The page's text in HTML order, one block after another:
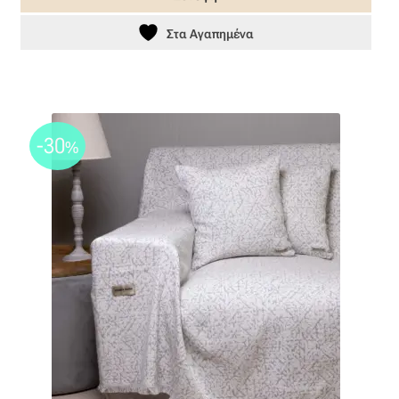
Τρεβίρα
Υφαντό
Φιλ-κουπέ
Ψάθα
Στα Αγαπημένα
-30%